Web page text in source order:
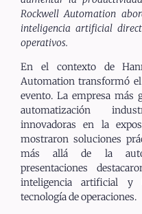
Rockwell Automation
inteligencia artificial
operativos.
En el contexto de
Automation transformó
evento. La empresa más
automatización
innovadoras en la
mostraron soluciones
más allá de la
presentaciones
inteligencia artificial y
tecnología de operaciones.